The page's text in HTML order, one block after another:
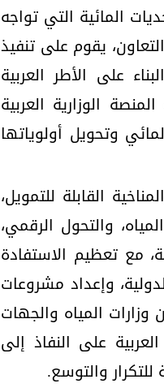
المائية التي تواجه
يقوم على تنفيذ
على الأطر العربية
الوزارية العربية
وتحويل أولوياتها
القابلة للتمويل،
والتحول الرقمي،
مع تعظيم الاستفادة
وإعداد مشروعات
المياه والجهات
على النفاذ إلى
والتوسع.